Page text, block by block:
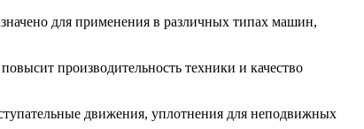
для применения в различных типах машин,
производительность техники и качество
движения, уплотнения для неподвижных